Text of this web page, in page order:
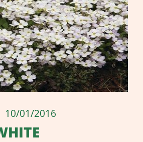
10/01/2016